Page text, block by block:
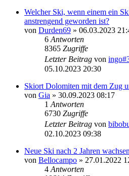
Welcher Ski, wenn einem ein
anstrengend geworden ist?
von Durden69 » 06.03.2023
6 Antworten
8365 Zugriffe
Letzter Beitrag von
05.10.2023 20:30
Skiort Dolomiten mit dem Zug
von Gia » 30.09.2023 08:17
1 Antworten
6730 Zugriffe
Letzter Beitrag von
02.10.2023 09:38
Neue Ski nach 2 Jahren
von Bellocampo » 27.01.2022
4 Antworten